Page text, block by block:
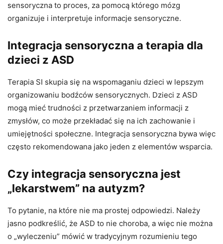
sensoryczna to proces, za pomocą którego mózg
organizuje i interpretuje informacje sensoryczne.
Integracja sensoryczna a terapia dla
dzieci z ASD
Terapia SI skupia się na wspomaganiu dzieci w lepszym
organizowaniu bodźców sensorycznych. Dzieci z ASD
mogą mieć trudności z przetwarzaniem informacji z
zmysłów, co może przekładać się na ich zachowanie i
umiejętności społeczne. Integracja sensoryczna bywa więc
często rekomendowana jako jeden z elementów wsparcia.
Czy integracja sensoryczna jest
„lekarstwem” na autyzm?
To pytanie, na które nie ma prostej odpowiedzi. Należy
jasno podkreślić, że ASD to nie choroba, a więc nie można
o „wyleczeniu” mówić w tradycyjnym rozumieniu tego